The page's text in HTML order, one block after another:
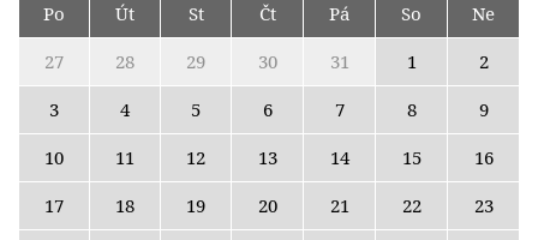
Po Út St Čt Pá So
Ne
27
28 29 30 31 1
2
3
4 5 6 7 8
9
10
11 12 13 14 15
16
17
18 19 20 21 22
23